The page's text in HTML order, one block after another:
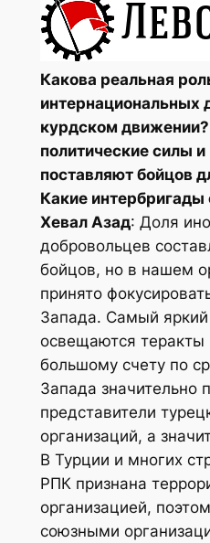
Какова реальная
интернациональных
курдском
политические силы и
поставляют бойцов
Какие
Хевал Азад: Доля
добровольцев
бойцов, но в нашем
принято
Запада. Самый
освещаются теракты
большому счету по
Запада значительно
представители
организаций, а
В Турции и многих
РПК признана
организацией,
союзными